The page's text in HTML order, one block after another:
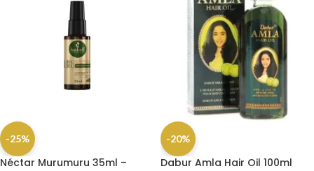
-25%
Néctar Murumuru 35ml –
-20%
Dabur Amla Hair Oil 100ml